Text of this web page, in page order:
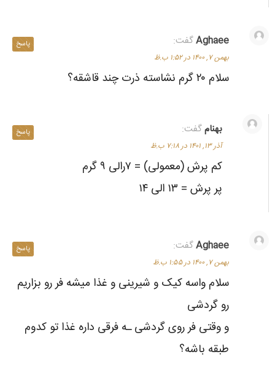
Aghaeeگفت:
بهمن ۷, ۱۴۰۰ در ۱:۵۲ ب.ظ
سلام ۲۰ گرم نشاسته ذرت چند قاشقه؟
پاسخ
بهنامگفت:
آذر ۱۳, ۱۴۰۱ در ۷:۱۸ ب.ظ
کم پرش (معمولی) = ۷رالی ۹ گرم
پر پرش = ۱۳ الی ۱۴
پاسخ
Aghaeeگفت:
بهمن ۷, ۱۴۰۰ در ۱:۵۵ ب.ظ
سلام واسه کیک و شیرینی و غذا میشه فر رو بزاریم
رو گردشی
و وقتی فر روی گردشی ـه فرقی داره غذا تو کدوم
طبقه باشه؟
پاسخ